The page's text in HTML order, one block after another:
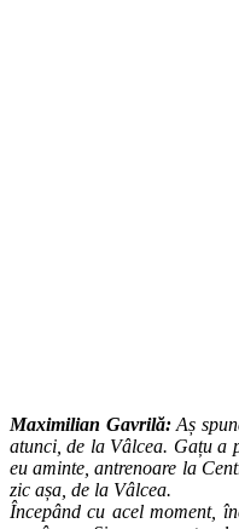
Maximilian Gavrilă:Aș
atunci, de la Vâlcea. Gațu a
eu aminte, antrenoare la
zic așa, de la Vâlcea.
Începând cu acel moment,